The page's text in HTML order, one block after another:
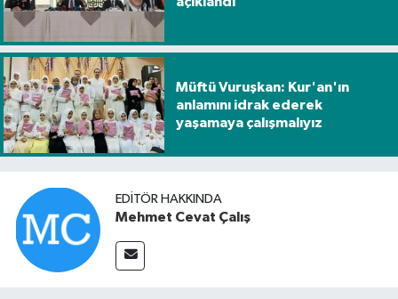
Müftü Vuruşkan: Kur'an'ın
anlamını idrak ederek
yaşamaya çalışmalıyız
EDITÖR HAKKINDA
Mehmet Cevat Çalış